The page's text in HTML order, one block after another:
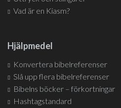
Vad är en Kiasm?
Hjälpmedel
Konvertera bibelreferenser
Slå upp flera bibelreferenser
Bibelns böcker – förkortningar
Hashtagstandard